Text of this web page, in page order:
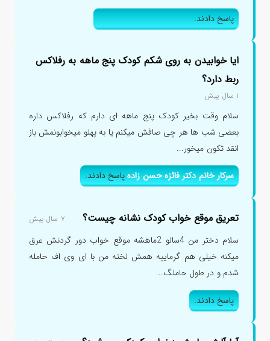
پاسخ دادند.
ایا خوابیدن به روی شکم کودک پنج ماهه به رفلاکس
ربط دارد؟
۱ سال پیش
سلام وقت بخیر کودک پنج ماهه ای دارم که رفلاکس داره
بعضی شب ها هر چی صافش میکنم یا به پهلو میخوابونمش باز
انقد تکون میخور...
سرکار خانم دکتر فائزه حسن زادهپاسخ دادند.
تعریق موقع خواب کودک نشانه چیست؟ ۷ سال پیش
سلام دختر من 4سالو 2ماهشه موقع خواب دور گردنش عرق
میکنه خیلی هم گرماییه همش لخته من با ای وی اف حامله
شدم و در طول حاملگ...
پاسخ دادند.